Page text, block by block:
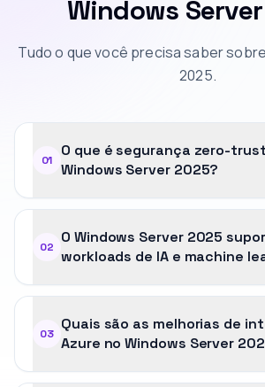
Windows
Tudo o que você precisa saber
2025.
01
O que é segurança zero-
Windows Server 2025?
02
O Windows Server 2025
workloads de IA e machine
03
Quais são as melhorias de
Azure no Windows Server